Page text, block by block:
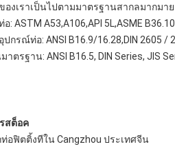
งเราเป็นไปตามมาตรฐานสากลมากมาย
: ASTM A53,A106,API 5L,ASME
กรณ์ท่อ: ANSI B16.9/16.28,DIN 2605 /
ตรฐาน: ANSI B16.5, DIN Series, JIS
สต็อค
ท่อฟิตติ้งทีใน Cangzhou ประเทศจีน